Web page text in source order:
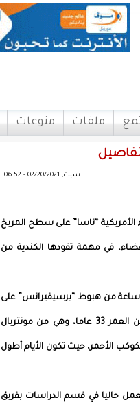
ملفات منوعات
سبت, 02/20/2021 - 06:52
“ناسا” على سطح المريخ
7 أشهر في الفضاء، في مهمة تقودها الكندية من
وصلت فرح إلى كاليفورنيا قبل أقل من 48 ساعة من هبوط “برسيفيرانس” على
سطح المريخ، وستقوم الشابة البالغة من العمر 33 عاما، وهي من مونتريال
الأحمر، حيث تكون الأيام أطول
حاليا في قسم الدراسات بفريق